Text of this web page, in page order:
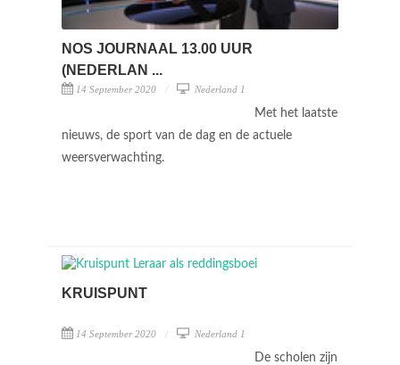
NOS JOURNAAL 13.00 UUR
(NEDERLAN ...
14 September 2020 Nederland 1
Met het laatste
nieuws, de sport van de dag en de actuele
weersverwachting.
KRUISPUNT
14 September 2020 Nederland 1
De scholen zijn